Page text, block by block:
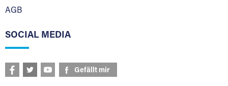
AGB
SOCIAL MEDIA
Gefällt mir